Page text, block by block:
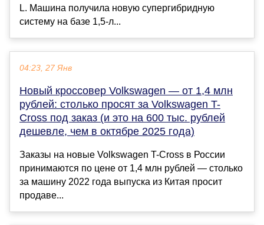
L. Машина получила новую супергибридную
систему на базе 1,5-л...
04:23, 27 Янв
Новый кроссовер Volkswagen — от 1,4 млн
рублей: столько просят за Volkswagen T-
Cross под заказ (и это на 600 тыс. рублей
дешевле, чем в октябре 2025 года)
Заказы на новые Volkswagen T-Cross в России
принимаются по цене от 1,4 млн рублей — столько
за машину 2022 года выпуска из Китая просит
продаве...